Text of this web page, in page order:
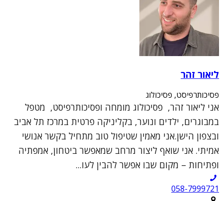
ליאור זהר
פסיכותרפיסט, פסיכולוג
אני ליאור זהר, פסיכולוג מומחה ופסיכותרפיסט, מטפל
במבוגרים, ילדים ונוער, בקליניקה פרטית במרכז תל אביב
ובצפון הישן.אני מאמין שטיפול טוב מתחיל בקשר אנושי
אמיתי. אני שואף ליצור מרחב שמאפשר ביטחון, אמפתיה
ופתיחות – מקום שבו אפשר להבין לעו...